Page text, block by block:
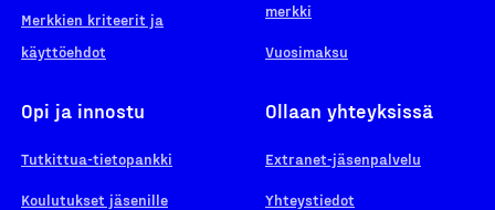
Merkkien kriteerit ja
käyttöehdot
merkki
Vuosimaksu
Opi ja innostu
Tutkittua-tietopankki
Koulutukset jäsenille
Ollaan yhteyksissä
Extranet-jäsenpalvelu
Yhteystiedot